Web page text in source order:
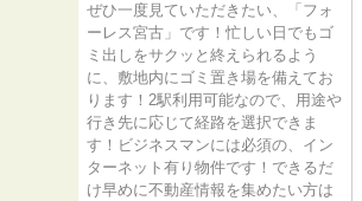
ぜひ一度見ていただきたい、「フォ
ーレス宮古」です！忙しい日でもゴ
ミ出しをサクッと終えられるよう
に、敷地内にゴミ置き場を備えてお
ります！2駅利用可能なので、用途や
行き先に応じて経路を選択できま
す！ビジネスマンには必須の、イン
ターネット有り物件です！できるだ
け早めに不動産情報を集めたい方は